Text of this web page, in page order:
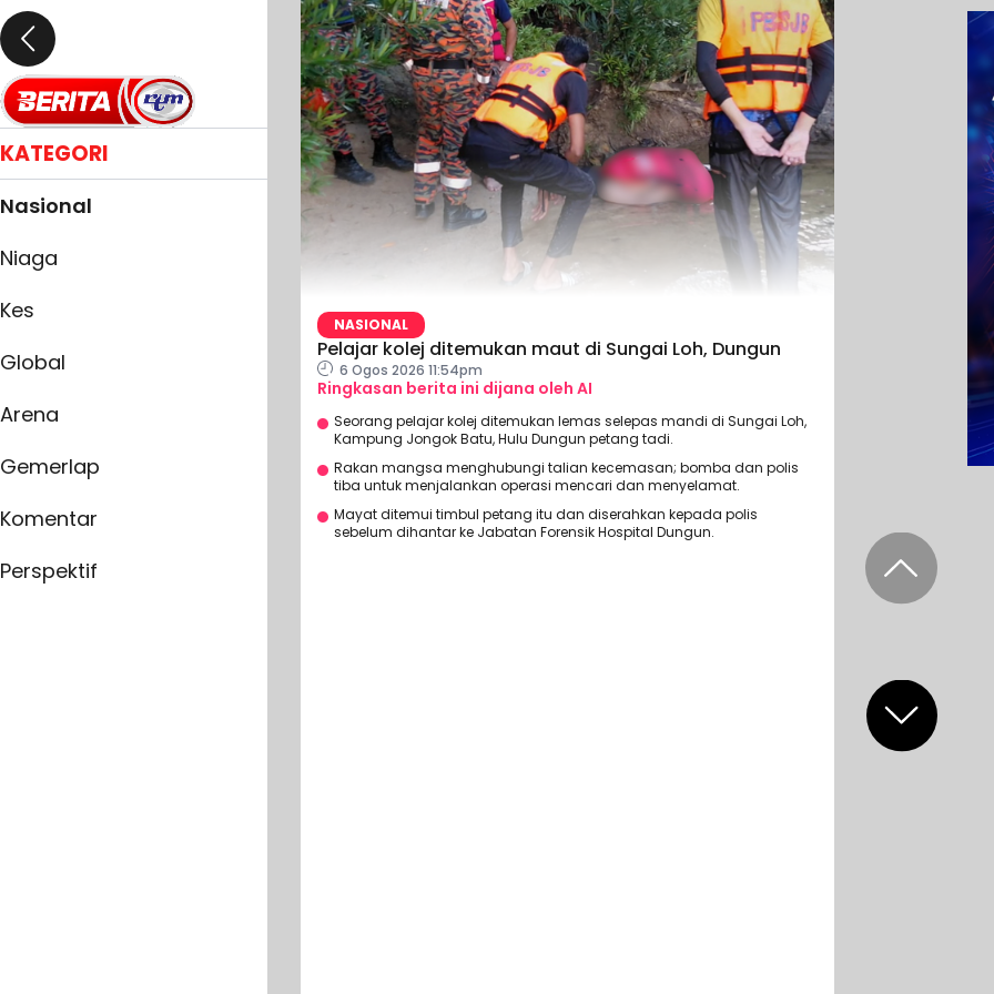
KATEGORI
Nasional
Niaga
Kes
Global
Arena
Gemerlap
Komentar
Perspektif
NASIONAL
Pelajar kolej ditemukan maut di Sungai Loh, Dungun
6 Ogos 2026 11:54pm
Ringkasan berita ini dijana oleh AI
Seorang pelajar kolej ditemukan lemas selepas mandi di Sungai Loh,
Kampung Jongok Batu, Hulu Dungun petang tadi.
Rakan mangsa menghubungi talian kecemasan; bomba dan polis
tiba untuk menjalankan operasi mencari dan menyelamat.
Mayat ditemui timbul petang itu dan diserahkan kepada polis
sebelum dihantar ke Jabatan Forensik Hospital Dungun.